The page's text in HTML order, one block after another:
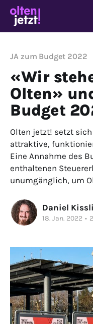
JA zum Budget 2022
«Wir
Olten»
Budget
Olten jetzt! setzt
attraktive,
Eine Annahme des
enthaltenen
unumgänglich, um
Daniel
18. Jan. 2022 •